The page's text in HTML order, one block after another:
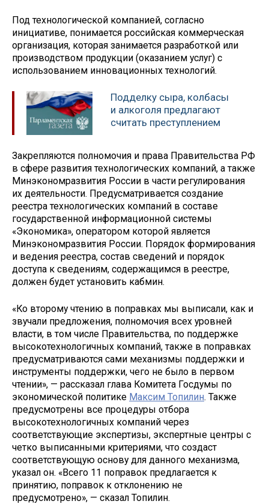
Под технологической компанией, согласно
инициативе, понимается российская коммерческая
организация, которая занимается разработкой или
производством продукции (оказанием услуг) с
использованием инновационных технологий.
Подделку сыра, колбасы
и алкоголя предлагают
считать преступлением
Закрепляются полномочия и права Правительства РФ
в сфере развития технологических компаний, а также
Минэкономразвития России в части регулирования
их деятельности. Предусматривается создание
реестра технологических компаний в составе
государственной информационной системы
«Экономика», оператором которой является
Минэкономразвития России. Порядок формирования
и ведения реестра, состав сведений и порядок
доступа к сведениям, содержащимся в реестре,
должен будет установить кабмин.
«Ко второму чтению в поправках мы выписали, как и
звучали предложения, полномочия всех уровней
власти, в том числе Правительства, по поддержке
высокотехнологичных компаний, также в поправках
предусматриваются сами механизмы поддержки и
инструменты поддержки, чего не было в первом
чтении», — рассказал глава Комитета Госдумы по
экономической политике Максим Топилин. Также
предусмотрены все процедуры отбора
высокотехнологичных компаний через
соответствующие экспертизы, экспертные центры с
четко выписанными критериями, что создаст
соответствующую основу для данного механизма,
указал он. «Всего 11 поправок предлагается к
принятию, поправок к отклонению не
предусмотрено», — сказал Топилин.